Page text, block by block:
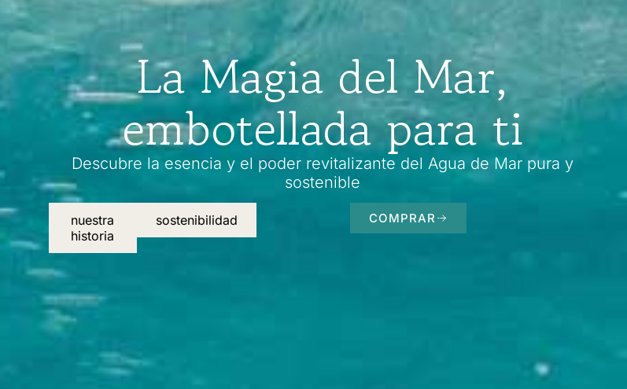
La Magia del Mar,
embotellada para ti
Descubre la esencia y el poder revitalizante del Agua de Mar pura y
sostenible
nuestra
historia
sostenibilidad COMPRAR